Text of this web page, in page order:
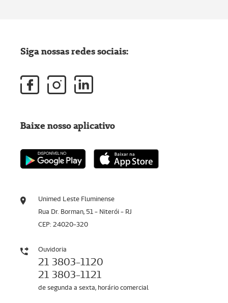
Unimed Leste Fluminense
Rua Dr. Borman, 51 - Niterói - RJ
CEP: 24020-320
Ouvidoria
21 3803-1120
21 3803-1121
de segunda a sexta, horário comercial
Siga nossas redes sociais:
Baixe nosso aplicativo